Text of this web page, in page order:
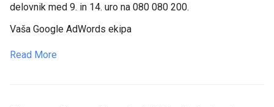
delovnik med 9. in 14. uro na 080 080 200.
Vaša Google AdWords ekipa
Read More